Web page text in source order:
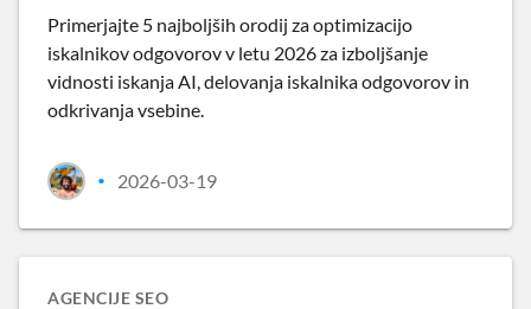
Primerjajte 5 najboljših orodij za optimizacijo
iskalnikov odgovorov v letu 2026 za izboljšanje
vidnosti iskanja AI, delovanja iskalnika odgovorov in
odkrivanja vsebine.
• 2026-03-19
AGENCIJE SEO